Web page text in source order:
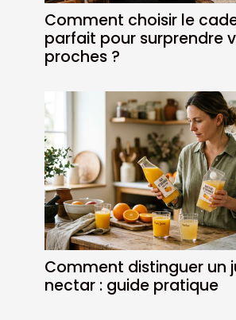
Comment choisir le
parfait pour surprendre
proches ?
Comment distinguer un
nectar : guide pratique